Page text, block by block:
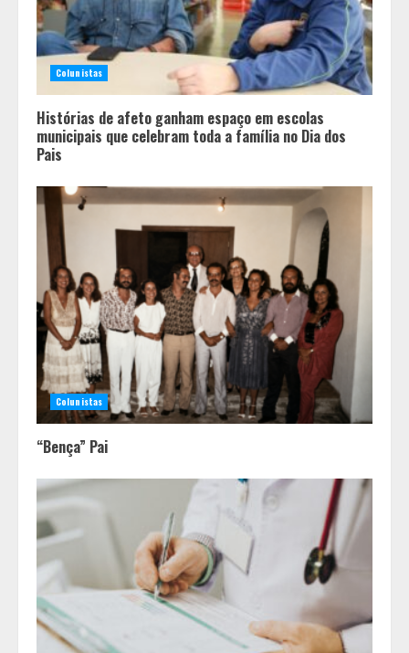
Colunistas
Histórias de afeto ganham espaço em escolas
municipais que celebram toda a família no Dia dos
Pais
Colunistas
“Bença” Pai